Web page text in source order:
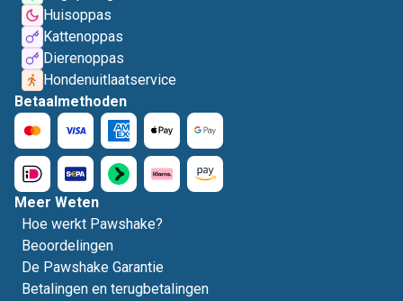
Huisoppas
Kattenoppas
Dierenoppas
Hondenuitlaatservice
Betaalmethoden
Meer Weten
Hoe werkt Pawshake?
Beoordelingen
De Pawshake Garantie
Betalingen en terugbetalingen